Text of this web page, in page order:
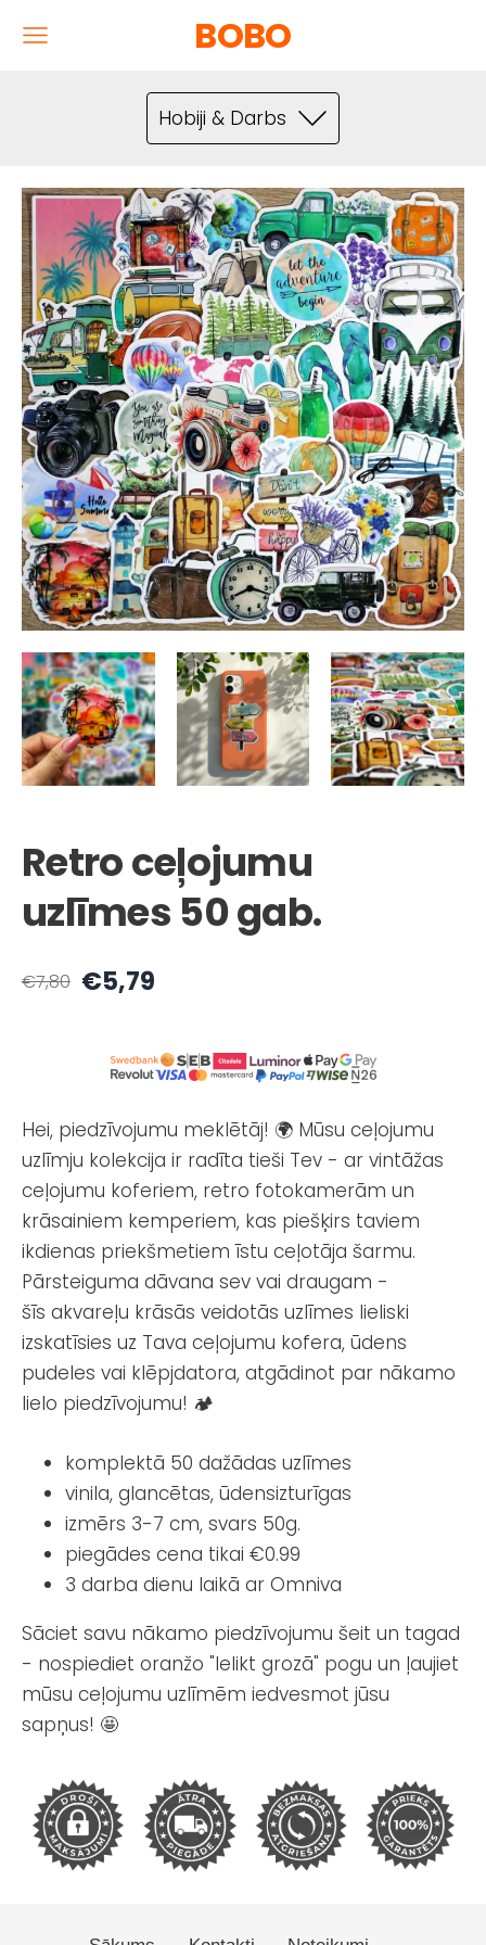
BOBO
Hobiji & Darbs
Retro ceļojumu
uzlīmes 50 gab.
€7,80 €5,79
Hei, piedzīvojumu meklētāj! 🌍 Mūsu ceļojumu
uzlīmju kolekcija ir radīta tieši Tev - ar vintāžas
ceļojumu koferiem, retro fotokamerām un
krāsainiem kemperiem, kas piešķirs taviem
ikdienas priekšmetiem īstu ceļotāja šarmu.
Pārsteiguma dāvana sev vai draugam -
šīs akvareļu krāsās veidotās uzlīmes lieliski
izskatīsies uz Tava ceļojumu kofera, ūdens
pudeles vai klēpjdatora, atgādinot par nākamo
lielo piedzīvojumu! 🏕
komplektā 50 dažādas uzlīmes
vinila, glancētas, ūdensizturīgas
izmērs 3-7 cm, svars 50g.
piegādes cena tikai €0.99
3 darba dienu laikā ar Omniva
Sāciet savu nākamo piedzīvojumu šeit un tagad
- nospiediet oranžo "Ielikt grozā" pogu un ļaujiet
mūsu ceļojumu uzlīmēm iedvesmot jūsu
sapņus! 🤩